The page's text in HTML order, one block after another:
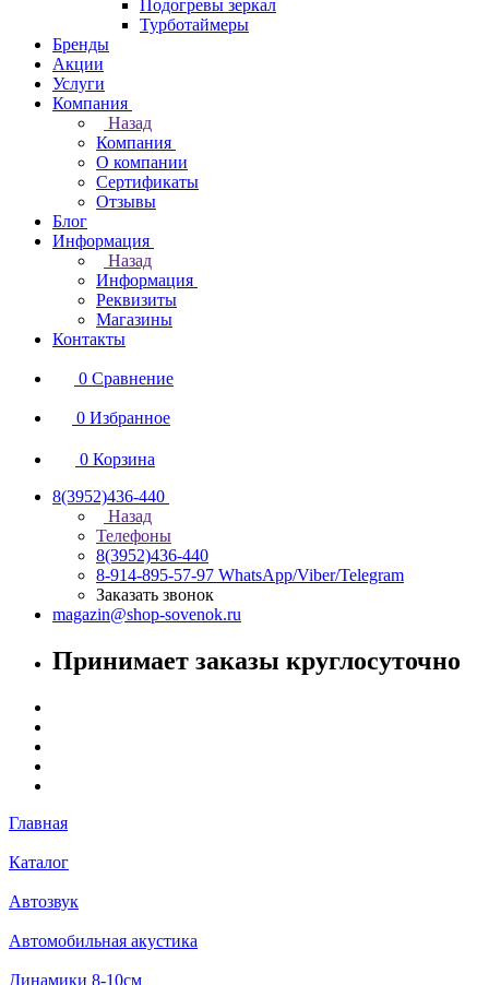
Подогревы зеркал
Турботаймеры
Бренды
Акции
Услуги
Компания
Назад
Компания
О компании
Сертификаты
Отзывы
Блог
Информация
Назад
Информация
Реквизиты
Магазины
Контакты
0 Сравнение
0 Избранное
0 Корзина
8(3952)436-440
Назад
Телефоны
8(3952)436-440
8-914-895-57-97 WhatsApp/Viber/Telegram
Заказать звонок
magazin@shop-sovenok.ru
Принимает заказы круглосуточно
Главная
Каталог
Автозвук
Автомобильная акустика
Динамики 8-10см